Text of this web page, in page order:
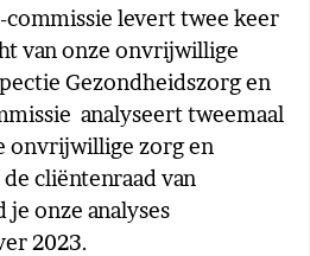
levert twee keer
van onze onvrijwillige
Gezondheidszorg en
analyseert tweemaal
onvrijwillige zorg en
cliëntenraad van
onze analyses
2023.